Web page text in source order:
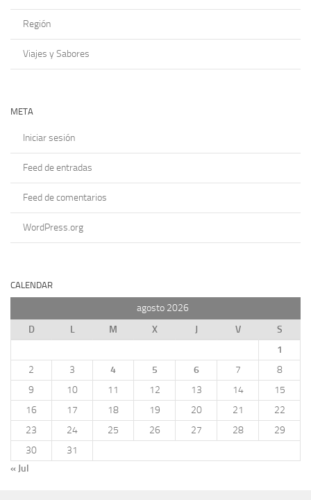
Región
Viajes y Sabores
META
Iniciar sesión
Feed de entradas
Feed de comentarios
WordPress.org
CALENDAR
agosto 2026
D
L M X J V
S
1
2
3 4 5 6 7
8
9
10 11 12 13 14
15
16
17 18 19 20 21
22
23
24 25 26 27 28
29
30
31
« Jul